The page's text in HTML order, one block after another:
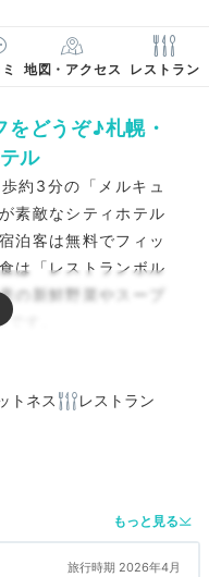
地図・アクセス レストラン
どうぞ♪札幌・
ル
約3分の「メルキュ
素敵なシティホテル
泊客は無料でフィッ
は「レストランボル
の新鮮野菜やスープ
す。
ポイント
フェ♪品数豊富で大満足
トネス
レストラン
もっと見る
旅行時期 2026年4月